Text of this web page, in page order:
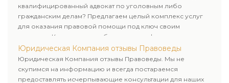
квалифицированный адвокат по уголовным либо
гражданским делам? Предлагаем целый комплекс услуг
для оказания правовой помощи под ключ своим
клиентам. Комплексное обслуживание физических и
юридических лиц. Индивидуальный подход к каждому
клиенту.
Юридическая Компания отзывы Правоведы
Юридическая Компания отзывы Правоведы. Мы не
скупимся на информацию и всегда постараемся
предоставлять исчерпывающие консультации для наших